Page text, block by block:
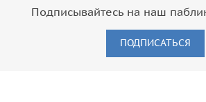
Подписывайтесь на наш
ПОДПИСАТЬСЯ